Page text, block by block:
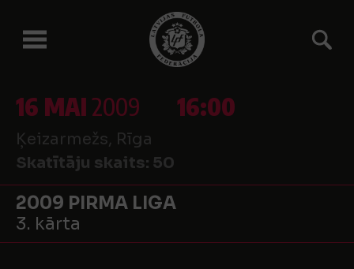
16 MAI2009 16:00
Ķeizarmežs, Rīga
Skatītāju skaits: 50
2009 PIRMA LIGA
3. kārta